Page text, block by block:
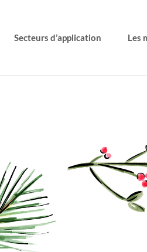
Secteurs d’application Les